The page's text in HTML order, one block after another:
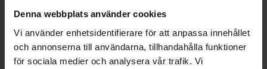
Denna webbplats använder cookies
Vi använder enhetsidentifierare för att anpassa innehållet
och annonserna till användarna, tillhandahålla funktioner
för sociala medier och analysera vår trafik. Vi